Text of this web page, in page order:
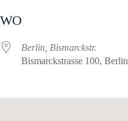
WO
Berlin, Bismarckstr.
Bismarckstrasse 100, Berlin